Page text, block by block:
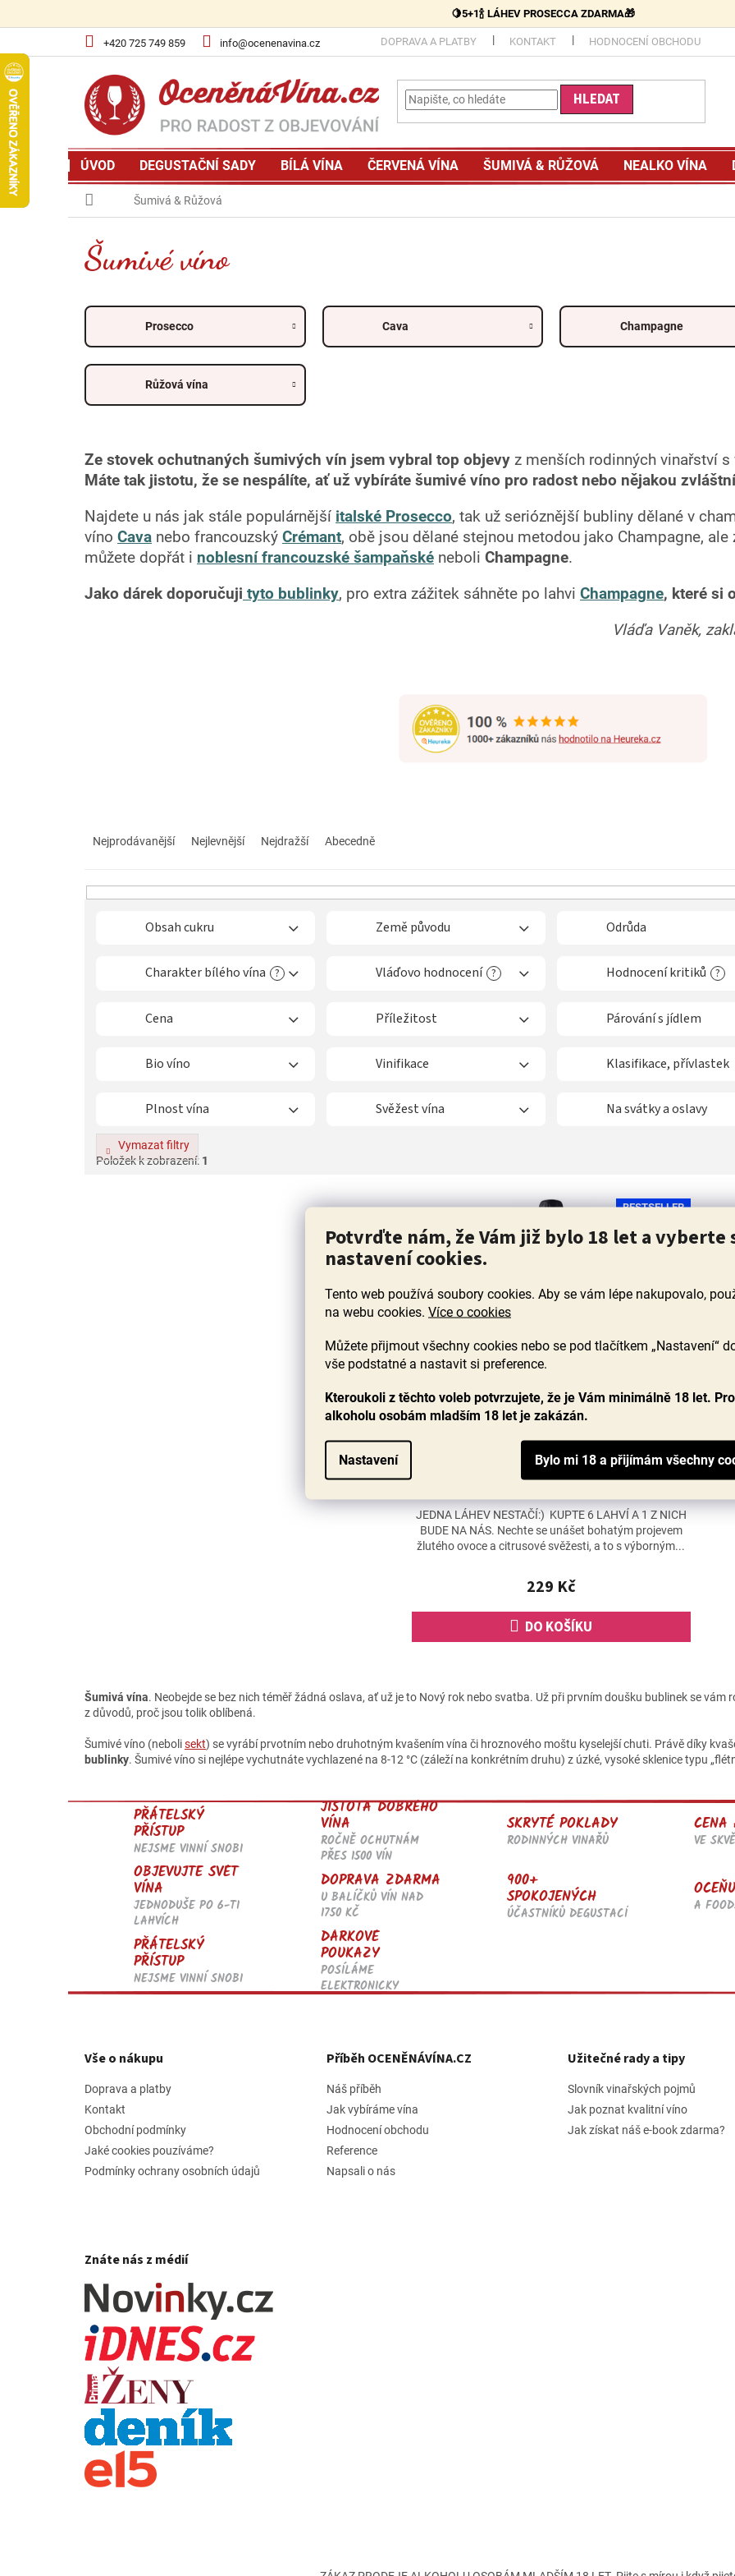
Potvrďte nám, že Vám již bylo 18 let a vyberte
nastavení cookies.
Tento web používá soubory cookies. Aby se vám lépe nakupovalo,
na webu cookies. Více o cookies
Můžete přijmout všechny cookies nebo se pod tlačítkem „Nastavení“
vše podstatné a nastavit si preference.
Kteroukoli z těchto voleb potvrzujete, že je Vám minimálně 18 let.
alkoholu osobám mladším 18 let je zakázán.
Nastavení
🍋5+1🍾 LÁHEV PROSECCA ZDARMA🎁
+420 725 749 859 info@ocenenavina.cz DOPRAVA A PLATBY KONTAKT HODNOCENÍ OBCHODU
HLEDAT
ÚVOD DEGUSTAČNÍ SADY BÍLÁ VÍNA ČERVENÁ VÍNA ŠUMIVÁ & RŮŽOVÁ NEALKO VÍNA
Šumivá & Růžová
Šumivé víno
Ze stovek ochutnaných šumivých vín jsem vybral top objevy z menších rodinných vinařství
Máte tak jistotu, že se nespálíte, ať už vybíráte šumivé víno pro radost nebo nějakou
Najdete u nás jak stále populárnější italské Prosecco, tak už serióznější bubliny dělané v
víno Cava nebo francouzský Crémant, obě jsou dělané stejnou metodou jako Champagne,
můžete dopřát i noblesní francouzské šampaňské neboli Champagne.
Jako dárek doporučuji tyto bublinky, pro extra zážitek sáhněte po lahvi Champagne, které si
Vláďa Vaněk,
Prosecco Cava Champagne
Růžová vína
n
Nejprodávanější Nejlevnější Nejdražší Abecedně
Obsah cukru Země původu Odrůda
Charakter bílého vína ? Vláďovo hodnocení ? Hodnocení kritiků ?
Cena Příležitost Párování s jídlem
Bio víno Vinifikace Klasifikace, přívlastek
Plnost vína Svěžest vína Na svátky a oslavy
Vymazat filtry
Položek k zobrazení: 1
BESTSELLER
5 + 1
Selezione Spumante Brut, GIAVI
hodnocení
produktu
je
Skladem(>60 ks)
229 Kč
DO KOŠÍKU
JEDNA LÁHEV NESTAČÍ:) KUPTE 6 LAHVÍ A 1 Z NICH
BUDE NA NÁS. Nechte se unášet bohatým projevem
žlutého ovoce a citrusové svěžesti, a to s výborným...
l
a
c
p
r
v
k
ý
p
i
Šumivá vína. Neobejde se bez nich téměř žádná oslava, ať už je to Nový rok nebo svatba. Už při prvním doušku bublinek se vám
z důvodů, proč jsou tolik oblíbená.
Šumivé víno (nebolisekt) se vyrábí prvotním nebo druhotným kvašením vína či hroznového moštu kyselejší chuti. Právě díky
bublinky. Šumivé víno si nejlépe vychutnáte vychlazené na 8-12 °C (záleží na konkrétním druhu) z úzké, vysoké sklenice typu
PŘÁTELSKÝ
PŘÍSTUP
NEJSME VINNÍ SNOBI
JISTOTA DOBRÉHO
VÍNA
ROČNĚ OCHUTNÁM
PŘES 1500 VÍN
SKRYTÉ POKLADY
RODINNÝCH VINAŘŮ
CENA
VE
OBJEVUJTE SVĚT
VÍNA
JEDNODUŠE PO 6-TI
LAHVÍCH
DOPRAVA ZDARMA
U BALÍČKŮ VÍN NAD
1750 KČ
900+
SPOKOJENÝCH
ÚČASTNÍKŮ DEGUSTACÍ A
PŘÁTELSKÝ
PŘÍSTUP
NEJSME VINNÍ SNOBI
DÁRKOVÉ
POUKAZY
POSÍLÁME
ELEKTRONICKY
Vše o nákupu
Doprava a platby
Kontakt
Obchodní podmínky
Jaké cookies pouzíváme?
Podmínky ochrany osobních údajů
Příběh OCENĚNÁVÍNA.CZ
Náš příběh
Jak vybíráme vína
Hodnocení obchodu
Reference
Napsali o nás
Užitečné rady a tipy
Slovník vinařských pojmů
Jak poznat kvalitní víno
Jak získat náš e-book zdarma?
Znáte nás z médií